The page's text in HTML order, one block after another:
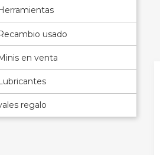
Herramientas
usado
en venta
regalo